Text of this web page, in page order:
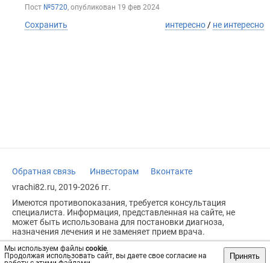
Мы используем файлы cookie.
Продолжая использовать сайт, вы даете свое согласие на
Принять
Пост №5720, опубликован 19 фев 2024
Сохранить интересно / не интересно
Обратная связь Инвесторам
Вконтакте
vrachi82.ru, 2019-2026 гг.
Имеются противопоказания, требуется консультация
специалиста. Информация, представленная на сайте, не
может быть использована для постановки диагноза,
назначения лечения и не заменяет прием врача.
Возрастное ограничение: 18+